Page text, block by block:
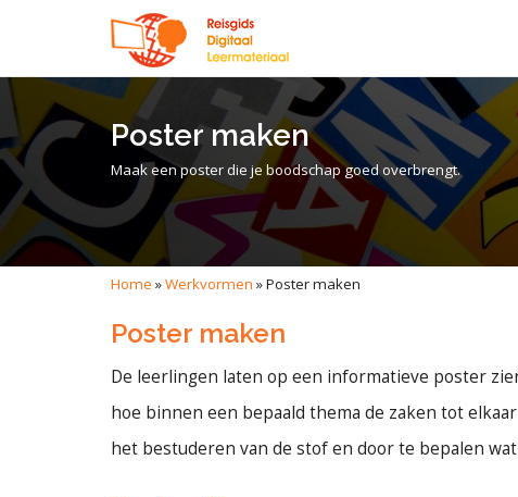
Poster maken
Maak een poster die je boodschap goed overbrengt.
Home »Werkvormen »Poster maken
Poster maken
De leerlingen laten op een informatieve poster
hoe binnen een bepaald thema de zaken tot
het bestuderen van de stof en door te bepalen